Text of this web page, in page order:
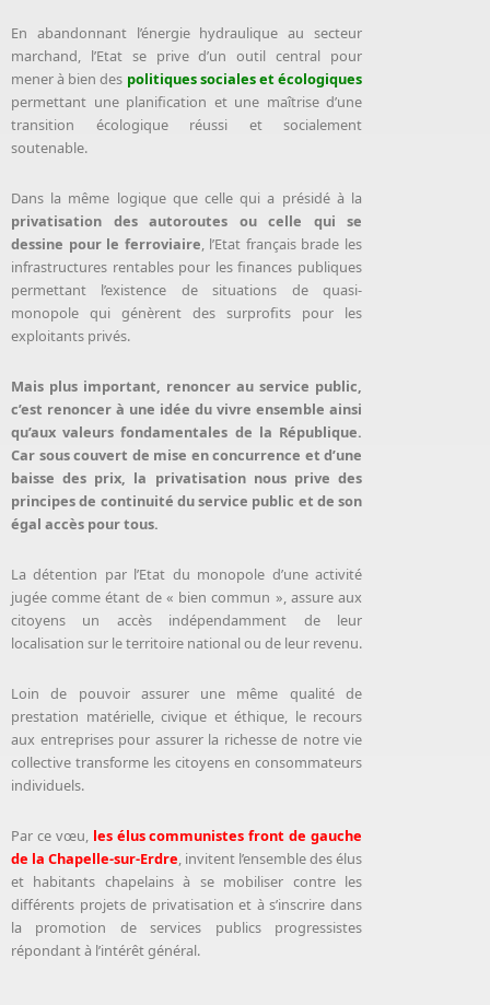
En abandonnant l’énergie hydraulique au secteur
marchand, l’Etat se prive d’un outil central pour
mener à bien des politiques sociales et écologiques
permettant une planification et une maîtrise d’une
transition écologique réussi et socialement
soutenable.
Dans la même logique que celle qui a présidé à la
privatisation des autoroutes ou celle qui se
dessine pour le ferroviaire, l’Etat français brade les
infrastructures rentables pour les finances publiques
permettant l’existence de situations de quasi-
monopole qui génèrent des surprofits pour les
exploitants privés.
Mais plus important, renoncer au service public,
c’est renoncer à une idée du vivre ensemble ainsi
qu’aux valeurs fondamentales de la République.
Car sous couvert de mise en concurrence et d’une
baisse des prix, la privatisation nous prive des
principes de continuité du service public et de son
égal accès pour tous.
La détention par l’Etat du monopole d’une activité
jugée comme étant de « bien commun », assure aux
citoyens un accès indépendamment de leur
localisation sur le territoire national ou de leur revenu.
Loin de pouvoir assurer une même qualité de
prestation matérielle, civique et éthique, le recours
aux entreprises pour assurer la richesse de notre vie
collective transforme les citoyens en consommateurs
individuels.
Par ce vœu, les élus communistes front de gauche
de la Chapelle-sur-Erdre, invitent l’ensemble des élus
et habitants chapelains à se mobiliser contre les
différents projets de privatisation et à s’inscrire dans
la promotion de services publics progressistes
répondant à l’intérêt général.